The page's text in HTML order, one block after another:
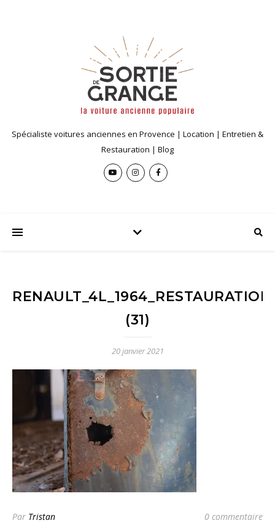
Spécialiste voitures anciennes en Provence | Location | Entretien &
Restauration | Blog
RENAULT_4L_1964_RESTAURATION
(31)
20 janvier 2021
Par Tristan 0 commentaire